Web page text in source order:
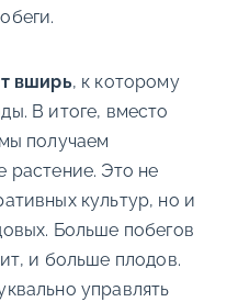
вширь, к которому
В итоге, вместо
получаем
растение. Это не
культур, но и
Больше побегов
и больше плодов.
управлять